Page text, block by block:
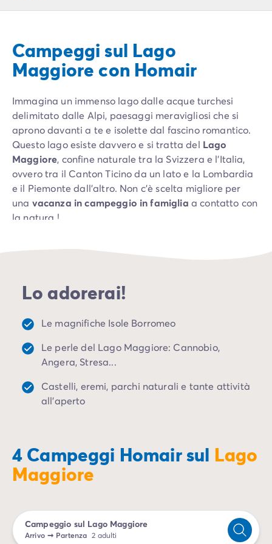
Campeggio Toscana
Campeggio Firenze
Campeggio Livorno
Campeggio Marina di Bibbona
Campeggio San Vincenzo
Campeggio Trentino-Alto-Adige
Campeggio Veneto
Campeggio Caorle
Campeggio Lazise
Campeggio Sottomarina di Chioggia
Campeggio Venezia
Campeggio Cavallino - Treporti
Campeggio Croazia
Campeggio Francia
Campeggio Corsica
Campeggio Ile-de-France
Campeggio Parigi
Campeggio Normandia
Campeggio Spagna
Campeggio Portogallo
Campeggio Austria
Campeggio Stiria
Campeggio Svizzera
Campeggio Slovenia
Campeggio Lussemburgo
Tutte le idee di viaggio
Campeggi sul Lago
Maggiore con Homair
Immagina un immenso lago dalle acque turchesi
delimitato dalle Alpi, paesaggi meravigliosi che si
aprono davanti a te e isolette dal fascino romantico.
Questo lago esiste davvero e si tratta del Lago
Maggiore, confine naturale tra la Svizzera e l'Italia,
ovvero tra il Canton Ticino da un lato e la Lombardia
e il Piemonte dall'altro. Non c'è scelta migliore per
una vacanza in campeggio in famiglia a contatto con
la natura !
Lo adorerai!
Le magnifiche Isole Borromeo
Le perle del Lago Maggiore: Cannobio,
Angera, Stresa...
Castelli, eremi, parchi naturali e tante attività
all'aperto
4 Campeggi Homair sul Lago
Maggiore
Campeggio sul Lago Maggiore
Arrivo ➞ Partenza 2 adulti